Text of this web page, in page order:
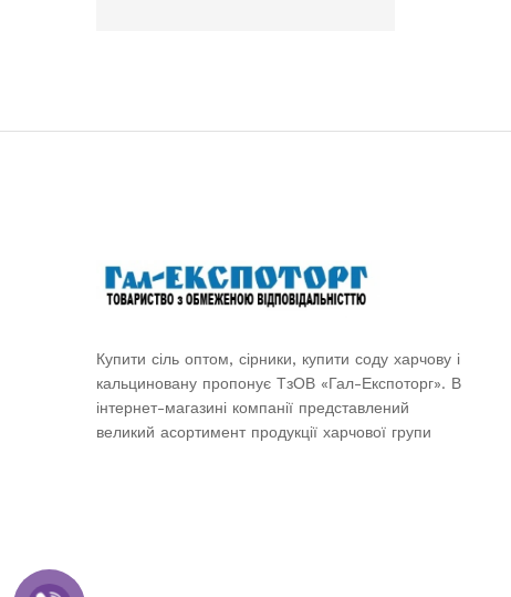
Купити сіль оптом, сірники, купити соду харчову і
кальциновану пропонує ТзОВ «Гал-Експоторг». В
інтернет-магазині компанії представлений
великий асортимент продукції харчової групи